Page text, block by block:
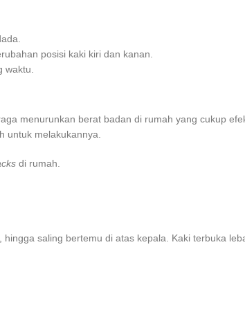
posisi kaki kiri dan kanan.
waktu.
menurunkan berat badan di rumah yang cukup
untuk melakukannya.
di rumah.
saling bertemu di atas kepala. Kaki terbuka